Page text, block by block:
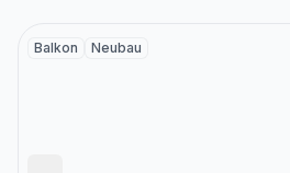
Balkon Neubau